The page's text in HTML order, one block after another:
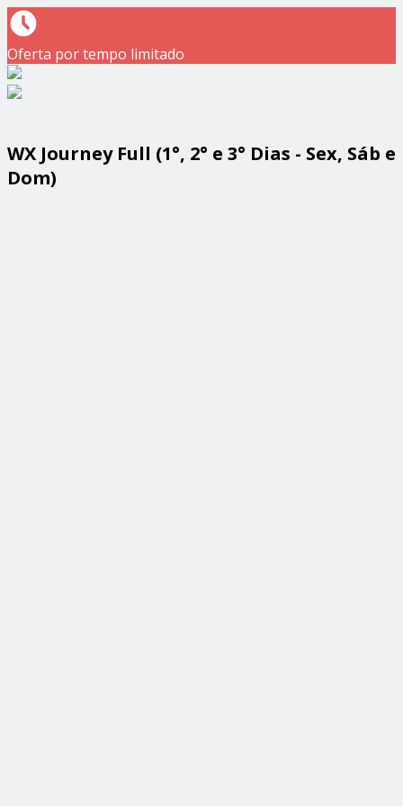
Oferta por tempo limitado
WX Journey Full (1°, 2° e 3° Dias - Sex, Sáb e
Dom)